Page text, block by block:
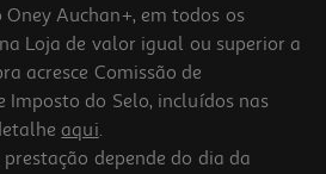
Plástico Reciclado 60l
Auchan+, em todos os
Loja de valor igual ou superior a
acresce Comissão de
Imposto do Selo, incluídos nas
aqui.
depende do dia da